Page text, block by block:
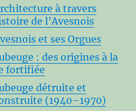
à travers
de l’Avesnois
et ses Orgues
: des origines à la
fortifiée
détruite et
(1940–1970)